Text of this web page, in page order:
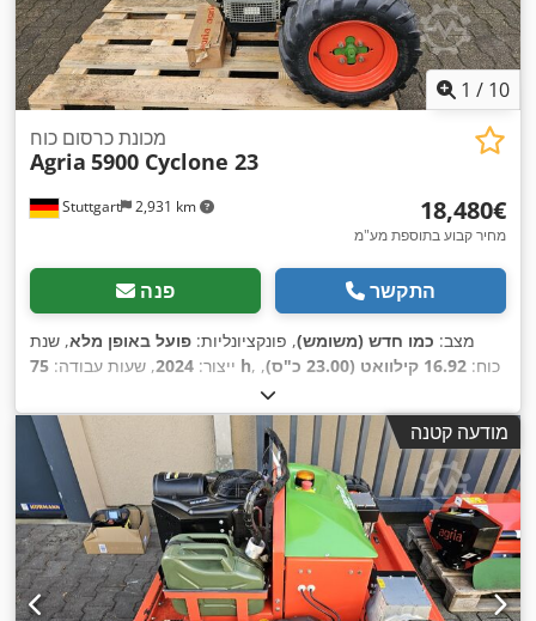
1 / 10
Stuttgart 2,931 km
מכונת כרסום כוח
Agria 5900 Cyclone 23
‏18,480 ‏€
מחיר קבוע בתוספת מע"מ
פנה התקשר
מצב: כמו חדש (משומש), פונקציונליות: פועל באופן מלא, שנת
ייצור: 2024, שעות עבודה: 75 h , כוח: 16.92 קילוואט (23.00 כ"ס)
,
סוג דלק:
מודעה קטנה